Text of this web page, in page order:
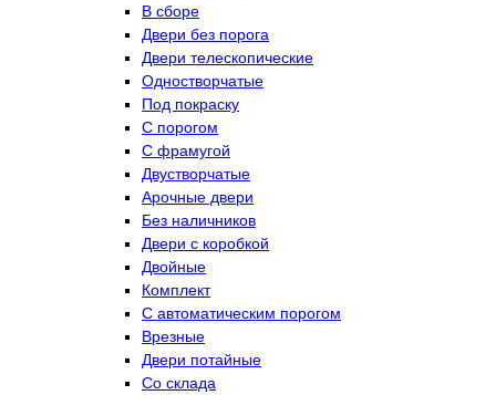
В сборе
Двери без порога
Двери телескопические
Одностворчатые
Под покраску
С порогом
С фрамугой
Двустворчатые
Арочные двери
Без наличников
Двери с коробкой
Двойные
Комплект
С автоматическим порогом
Врезные
Двери потайные
Со склада